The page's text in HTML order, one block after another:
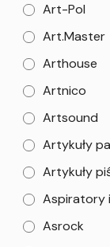
Art-Pol
Art.Master
Arthouse
Artnico
Artsound
Artykuły
Artykuły
Aspiratory
Asrock